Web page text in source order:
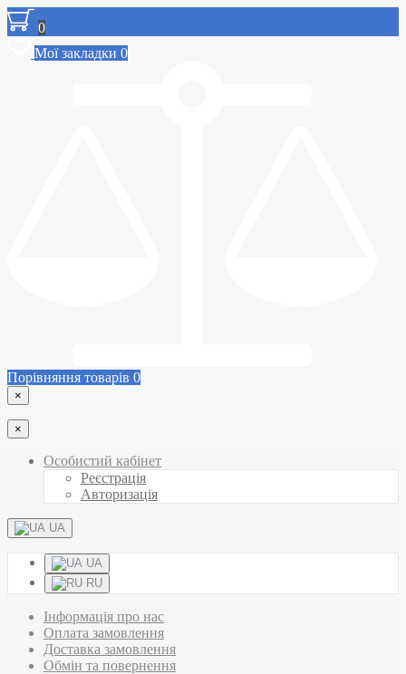
0
Мої закладки 0
Порівняння товарів 0
×
×
Особистий кабінет
Реєстрація
Авторизація
UA
UA
RU
Інформація про нас
Оплата замовлення
Доставка замовлення
Обмін та повернення